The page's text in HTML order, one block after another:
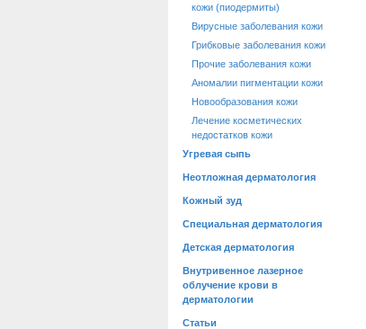
кожи (пиодермиты)
Вирусные заболевания кожи
Грибковые заболевания кожи
Прочие заболевания кожи
Аномалии пигментации кожи
Новообразования кожи
Лечение косметических
недостатков кожи
Угревая сыпь
Неотложная дерматология
Кожный зуд
Специальная дерматология
Детская дерматология
Внутривенное лазерное
облучение крови в
дерматологии
Статьи